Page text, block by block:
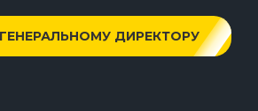
ДИРЕКТОРУ